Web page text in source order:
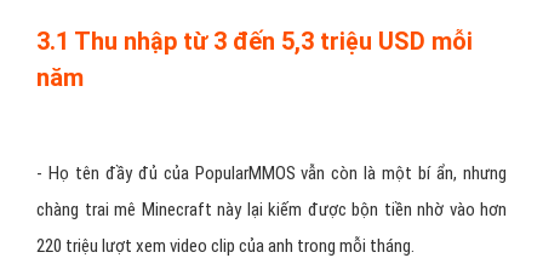
3.1 Thu nhập từ 3 đến 5,3 triệu USD mỗi
năm
- Họ tên đầy đủ của PopularMMOS vẫn còn là một bí ẩn, nhưng
chàng trai mê Minecraft này lại kiếm được bộn tiền nhờ vào hơn
220 triệu lượt xem video clip của anh trong mỗi tháng.